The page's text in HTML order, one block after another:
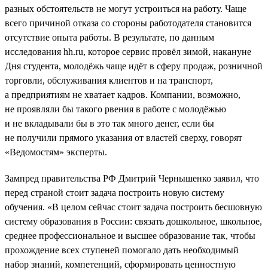
разных обстоятельств не могут устроиться на работу. Чаще
всего причиной отказа со стороны работодателя становится
отсутствие опыта работы. В результате, по данным
исследования hh.ru, которое сервис провёл зимой, накануне
Дня студента, молодёжь чаще идёт в сферу продаж, розничной
торговли, обслуживания клиентов и на транспорт,
а предприятиям не хватает кадров. Компании, возможно,
не проявляли бы такого рвения в работе с молодёжью
и не вкладывали бы в это так много денег, если бы
не получили прямого указания от властей сверху, говорят
«Ведомостям» эксперты.
Зампред правительства РФ Дмитрий Чернышенко заявил, что
перед страной стоит задача построить новую систему
обучения. «В целом сейчас стоит задача построить бесшовную
систему образования в России: связать дошкольное, школьное,
среднее профессиональное и высшее образование так, чтобы
прохождение всех ступеней помогало дать необходимый
набор знаний, компетенций, сформировать ценностную